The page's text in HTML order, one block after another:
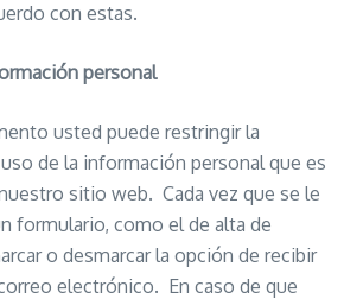
con estas.
personal
usted puede restringir la
de la información personal que es
sitio web. Cada vez que se le
formulario, como el de alta de
o desmarcar la opción de recibir
electrónico. En caso de que